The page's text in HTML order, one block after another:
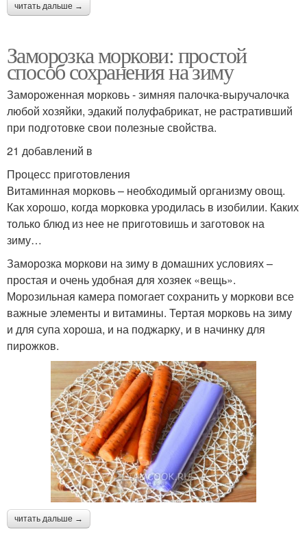
читать дальше →
Заморозка моркови: простой
способ сохранения на зиму
Замороженная морковь - зимняя палочка-выручалочка
любой хозяйки, эдакий полуфабрикат, не растративший
при подготовке свои полезные свойства.
21 добавлений в
Процесс приготовления
Витаминная морковь – необходимый организму овощ.
Как хорошо, когда морковка уродилась в изобилии. Каких
только блюд из нее не приготовишь и заготовок на
зиму…
Заморозка моркови на зиму в домашних условиях –
простая и очень удобная для хозяек «вещь».
Морозильная камера помогает сохранить у моркови все
важные элементы и витамины. Тертая морковь на зиму
и для супа хороша, и на поджарку, и в начинку для
пирожков.
читать дальше →